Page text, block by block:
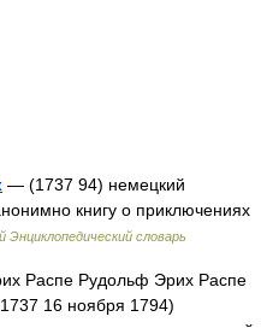
— (1737 94) немецкий
книгу о приключениях
Энциклопедический словарь
Распе Рудольф Эрих Распе
16 ноября 1794)